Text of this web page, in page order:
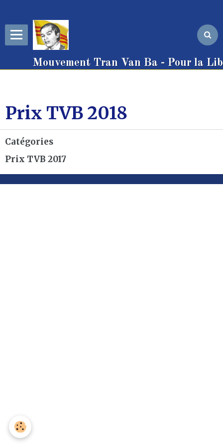
Mouvement Tran Van Ba - Pour la
Prix TVB 2018
Catégories
Prix TVB 2017